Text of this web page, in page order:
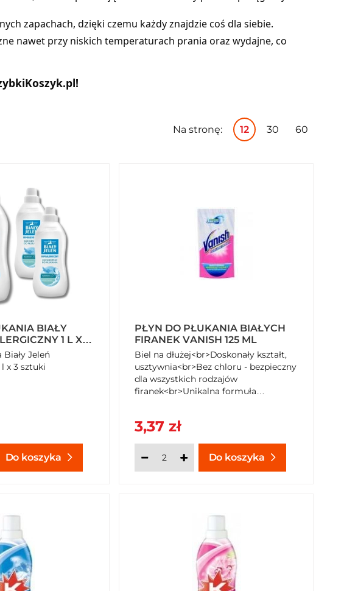
zapachach, dzięki czemu każdy znajdzie coś dla siebie.
nawet przy niskich temperaturach prania oraz wydajne, co
Na stronę: 12 30 60
BIAŁY
1 L X 3
Biały Jeleń
x 3 sztuki
Do koszyka
PŁYN DO PŁUKANIA BIAŁYCH
FIRANEK VANISH 125 ML
Biel na dłużej<br>Doskonały kształt,
usztywnia<br>Bez chloru - bezpieczny
dla wszystkich rodzajów
firanek<br>Unikalna formuła
3,37 zł
Do koszyka